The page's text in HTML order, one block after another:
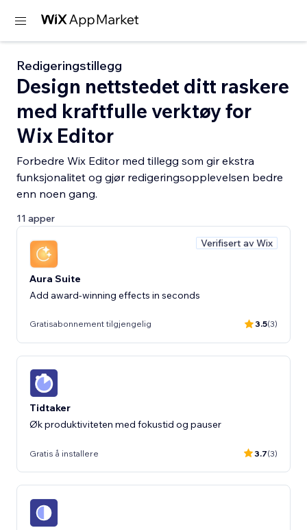
Redigeringstillegg
Design nettstedet ditt raskere
med kraftfulle verktøy for
Wix Editor
Forbedre Wix Editor med tillegg som gir ekstra
funksjonalitet og gjør redigeringsopplevelsen bedre
enn noen gang.
11 apper
Verifisert av Wix
Aura Suite
Add award-winning effects in seconds
Gratisabonnement tilgjengelig 3.5(3)
Tidtaker
Øk produktiviteten med fokustid og pauser
Gratis å installere 3.7(3)